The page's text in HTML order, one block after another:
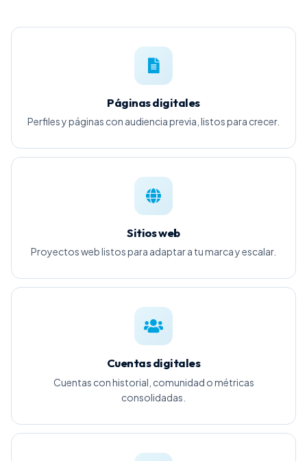
Páginas digitales
Perfiles y páginas con audiencia previa, listos para crecer.
Sitios web
Proyectos web listos para adaptar a tu marca y escalar.
Cuentas digitales
Cuentas con historial, comunidad o métricas
consolidadas.